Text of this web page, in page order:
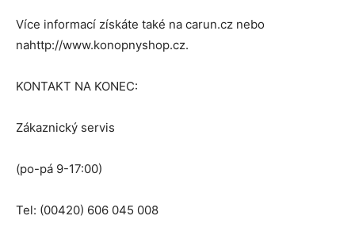
Více informací získáte také na carun.cz nebo
nahttp://www.konopnyshop.cz.
KONTAKT NA KONEC:
Zákaznický servis
(po-pá 9-17:00)
Tel: (00420) 606 045 008